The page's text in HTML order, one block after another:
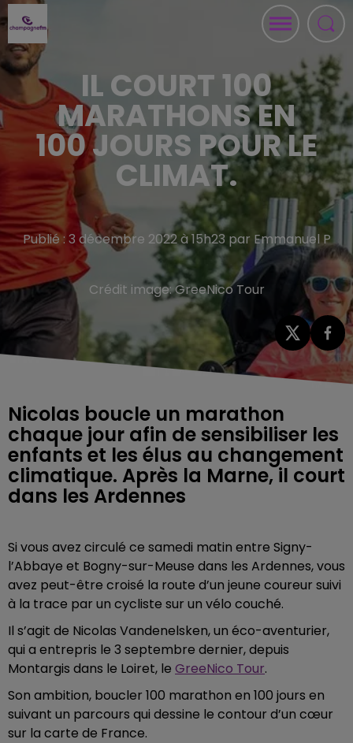
IL COURT 100
MARATHONS EN
100 JOURS POUR LE
CLIMAT.
Publié : 3 décembre 2022 à 15h23 par Emmanuel P
Crédit image:GreeNico Tour
Nicolas boucle un marathon
chaque jour afin de sensibiliser les
enfants et les élus au changement
climatique. Après la Marne, il court
dans les Ardennes
Si vous avez circulé ce samedi matin entre Signy-
l’Abbaye et Bogny-sur-Meuse dans les Ardennes, vous
avez peut-être croisé la route d’un jeune coureur suivi
à la trace par un cycliste sur un vélo couché.
Il s’agit de Nicolas Vandenelsken, un éco-aventurier,
qui a entrepris le 3 septembre dernier, depuis
Montargis dans le Loiret, le GreeNico Tour.
Son ambition, boucler 100 marathon en 100 jours en
suivant un parcours qui dessine le contour d’un cœur
sur la carte de France.